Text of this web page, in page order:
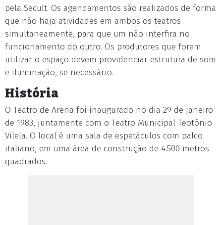
pela Secult. Os agendamentos são realizados de forma
que não haja atividades em ambos os teatros
simultaneamente, para que um não interfira no
funcionamento do outro. Os produtores que forem
utilizar o espaço devem providenciar estrutura de som
e iluminação, se necessário.
História
O Teatro de Arena foi inaugurado no dia 29 de janeiro
de 1983, juntamente com o Teatro Municipal Teotônio
Vilela. O local é uma sala de espetáculos com palco
italiano, em uma área de construção de 4.500 metros
quadrados.